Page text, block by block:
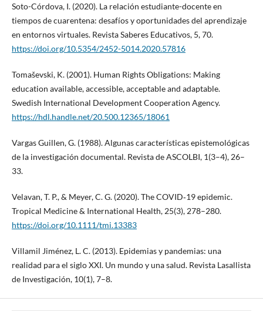
Soto-Córdova, I. (2020). La relación estudiante-docente en
tiempos de cuarentena: desafíos y oportunidades del aprendizaje
en entornos virtuales. Revista Saberes Educativos, 5, 70.
https://doi.org/10.5354/2452-5014.2020.57816
Tomaševski, K. (2001). Human Rights Obligations: Making
education available, accessible, acceptable and adaptable.
Swedish International Development Cooperation Agency.
https://hdl.handle.net/20.500.12365/18061
Vargas Guillen, G. (1988). Algunas características epistemológicas
de la investigación documental. Revista de ASCOLBI, 1(3–4), 26–
33.
Velavan, T. P., & Meyer, C. G. (2020). The COVID‐19 epidemic.
Tropical Medicine & International Health, 25(3), 278–280.
https://doi.org/10.1111/tmi.13383
Villamil Jiménez, L. C. (2013). Epidemias y pandemias: una
realidad para el siglo XXI. Un mundo y una salud. Revista Lasallista
de Investigación, 10(1), 7–8.